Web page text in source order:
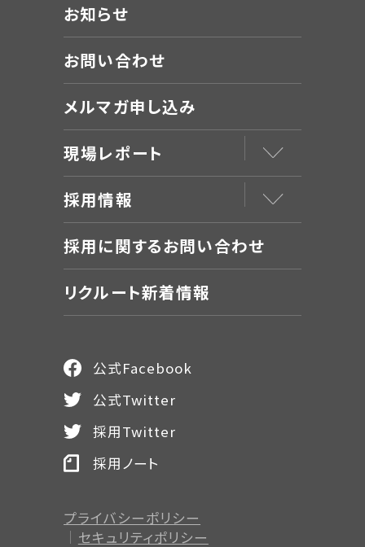
お知らせ
お問い合わせ
メルマガ申し込み
現場レポート
採用情報
採用に関するお問い合わせ
リクルート新着情報
プライバシーポリシー
セキュリティポリシー
公式Facebook
公式Twitter
採用Twitter
採用ノート